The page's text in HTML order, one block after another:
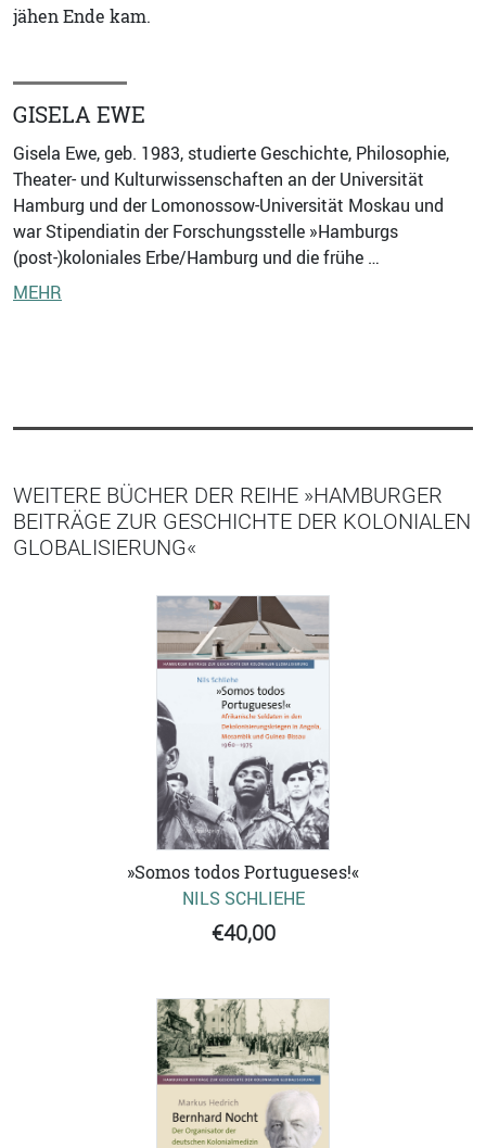
jähen Ende kam.
GISELA EWE
Gisela Ewe, geb. 1983, studierte Geschichte, Philosophie,
Theater- und Kulturwissenschaften an der Universität
Hamburg und der Lomonossow-Universität Moskau und
war Stipendiatin der Forschungsstelle »Hamburgs
(post-)koloniales Erbe/Hamburg und die frühe …
MEHR
WEITERE BÜCHER DER REIHE »HAMBURGER
BEITRÄGE ZUR GESCHICHTE DER KOLONIALEN
GLOBALISIERUNG«
»Somos todos Portugueses!«
NILS SCHLIEHE
€40,00